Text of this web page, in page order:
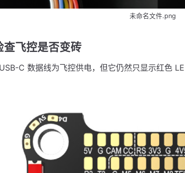
未命名文件.png
查飞控是否变砖
C 数据线为飞控供电，但它仍然只显示红色